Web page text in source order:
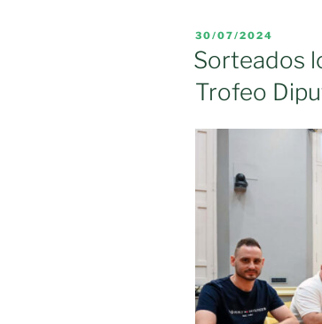
PUBLICADO
EL
30/07/2024
Sorteados
Trofeo